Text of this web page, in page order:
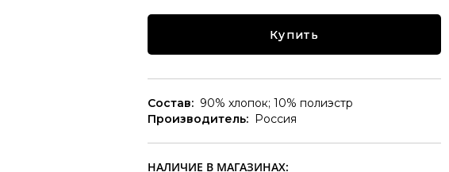
Купить
Состав: 90% хлопок; 10% полиэстр
Производитель: Россия
НАЛИЧИЕ В МАГАЗИНАХ: